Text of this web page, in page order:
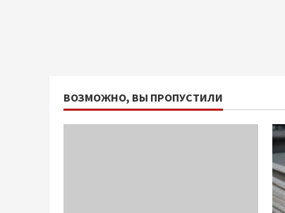
ВОЗМОЖНО, ВЫ ПРОПУСТИЛИ